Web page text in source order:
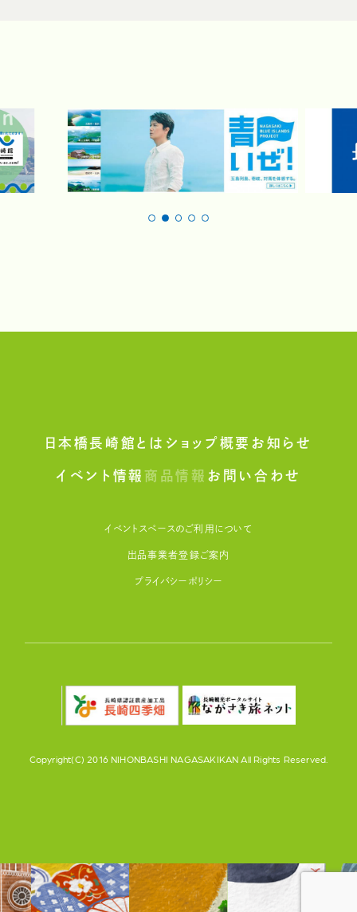
日本橋長崎館とは ショップ概要 お知らせ
イベント情報商品情報 お問い合わせ
イベントスペースのご利用について
出品事業者登録ご案内
プライバシーポリシー
Copyright(C) 2016 NIHONBASHI NAGASAKIKAN All Rights Reserved.